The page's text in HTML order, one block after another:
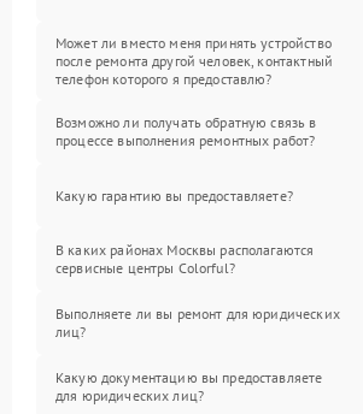
Может ли вместо меня принять устройство
после ремонта другой человек, контактный
телефон которого я предоставлю?
Возможно ли получать обратную связь в
процессе выполнения ремонтных работ?
Какую гарантию вы предоставляете?
В каких районах Москвы располагаются
сервисные центры Colorful?
Выполняете ли вы ремонт для юридических
лиц?
Какую документацию вы предоставляете
для юридических лиц?